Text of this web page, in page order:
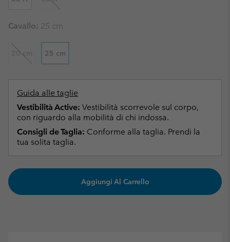
Cavallo: 25 cm
20 cm 25 cm
Guida alle taglie
Vestibilità Active: Vestibilità scorrevole sul corpo,
con riguardo alla mobilità di chi indossa.
Consigli de Taglia: Conforme alla taglia. Prendi la
tua solita taglia.
Aggiungi Al Carrello